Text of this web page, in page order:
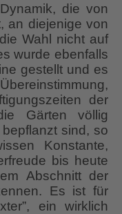
die von
an diejenige von
Wahl nicht auf
wurde ebenfalls
gestellt und es
der
Gärten völlig
sind, so
Konstante,
bis heute
Abschnitt der
Es ist für
ein wirklich